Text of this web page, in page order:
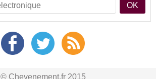
OK
© Chevenement.fr 2015